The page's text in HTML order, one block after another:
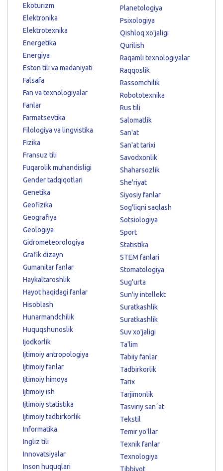
Ekoturizm
Elektronika
Elektrotexnika
Energetika
Energiya
Eston tili va madaniyati
Falsafa
Fan va texnologiyalar
Fanlar
Farmatsevtika
Filologiya va lingvistika
Fizika
Fransuz tili
Fuqarolik muhandisligi
Gender tadqiqotlari
Genetika
Geofizika
Geografiya
Geologiya
Gidrometeorologiya
Grafik dizayn
Gumanitar fanlar
Haykaltaroshlik
Hayot haqidagi fanlar
Hisoblash
Hunarmandchilik
Huquqshunoslik
Ijodkorlik
Ijtimoiy antropologiya
Ijtimoiy fanlar
Ijtimoiy himoya
Ijtimoiy ish
Ijtimoiy statistika
Ijtimoiy tadbirkorlik
Informatika
Ingliz tili
Innovatsiyalar
Inson huquqlari
Planetologiya
Psixologiya
Qishloq xo'jaligi
Qurilish
Raqamli texnologiyalar
Raqqoslik
Rassomchilik
Robototexnika
Rus tili
Salomatlik
San'at
San'at tarixi
Savodxonlik
Shaharsozlik
She'riyat
Siyosiy fanlar
Sog'liqni saqlash
Sotsiologiya
Sport
Statistika
STEM fanlari
Stomatologiya
Sug'urta
Sun'iy intellekt
Suratkashlik
Suratkashlik
Suv xo'jaligi
Ta'lim
Tabiiy fanlar
Tadbirkorlik
Tarix
Tarjimonlik
Tasviriy sanʼat
Tekstil
Temir yo'llar
Texnik fanlar
Texnologiya
Tibbiyot